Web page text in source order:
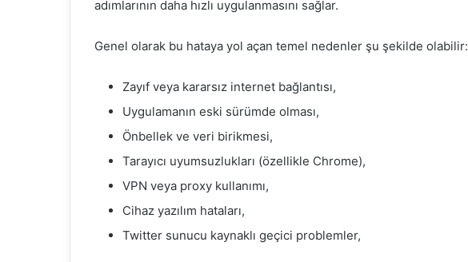
adımlarının daha hızlı uygulanmasını sağlar.
Genel olarak bu hataya yol açan temel nedenler şu şekilde olabilir:
Zayıf veya kararsız internet bağlantısı,
Uygulamanın eski sürümde olması,
Önbellek ve veri birikmesi,
Tarayıcı uyumsuzlukları (özellikle Chrome),
VPN veya proxy kullanımı,
Cihaz yazılım hataları,
Twitter sunucu kaynaklı geçici problemler,